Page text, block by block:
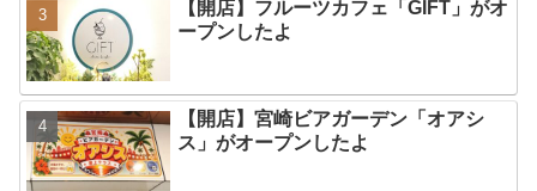
【開店】フルーツカフェ「GIFT」がオ
ープンしたよ
【開店】宮崎ビアガーデン「オアシ
ス」がオープンしたよ